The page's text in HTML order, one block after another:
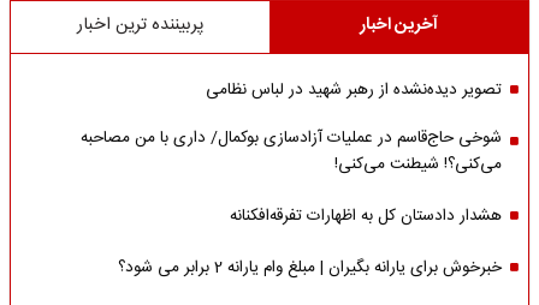
آخرین اخبار پربیننده ترین اخبار
تصویر دیده‌نشده از رهبر شهید در لباس نظامی
شوخی حاج‌قاسم در عملیات آزادسازی بوکمال/ داری با من مصاحبه‌
می‌کنی؟! شیطنت می‌کنی!
هشدار دادستان کل به اظهارات تفرقه‌افکنانه
خبرخوش برای یارانه بگیران | مبلغ وام یارانه 2 برابر می شود؟